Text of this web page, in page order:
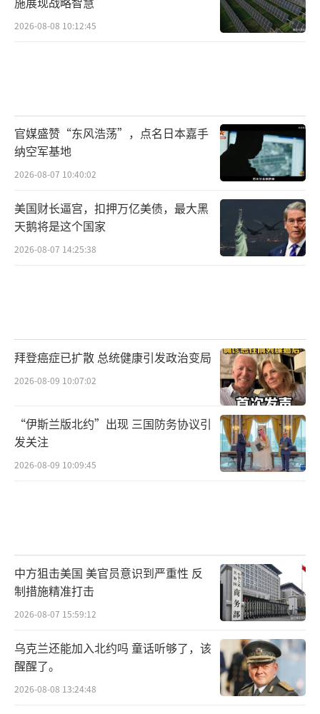
2026-08-08 10:12:45
官媒盛赞“东风浩荡”，点名日本嘉手
纳空军基地
2026-08-07 10:40:02
美国财长逼宫，扣押万亿美债，最大黑
天鹅将是这个国家
2026-08-07 14:25:38
拜登癌症已扩散 总统健康引发政治变局
2026-08-09 10:07:02
“伊斯兰版北约”出现 三国防务协议引
发关注
2026-08-09 10:09:45
中方狙击美国 美官员意识到严重性 反
制措施精准打击
2026-08-07 15:59:12
乌克兰还能加入北约吗 童话听够了，该
醒醒了。
2026-08-08 13:24:48